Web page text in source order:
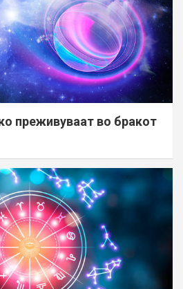
преживуваат во бракот